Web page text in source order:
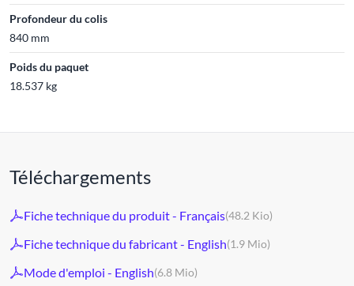
Profondeur du colis
840 mm
Poids du paquet
18.537 kg
Téléchargements
Fiche technique du produit - Français(48.2 Kio)
Fiche technique du fabricant - English(1.9 Mio)
Mode d'emploi - English(6.8 Mio)